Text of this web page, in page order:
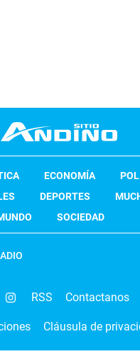
ECONOMÍA
DEPORTES
SOCIEDAD
RSS Contactanos
Cláusula de